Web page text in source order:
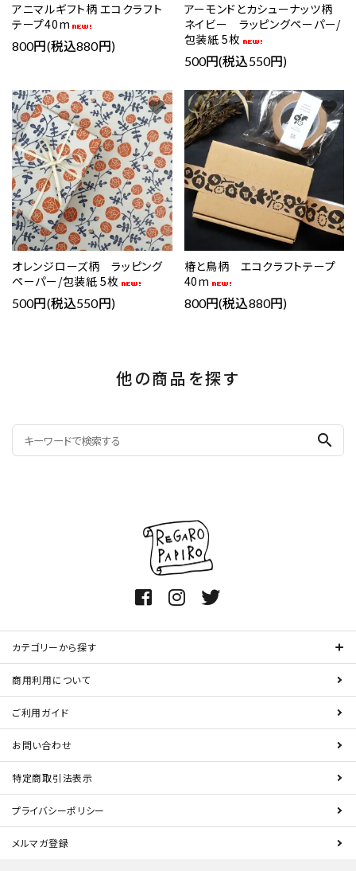
アニマルギフト柄 エコクラフト
テープ40m
800円(税込880円)
アーモンドとカシューナッツ柄
ネイビー ラッピングペーパー/
包装紙 5枚
500円(税込550円)
オレンジローズ柄 ラッピング
ペーパー/包装紙 5枚
500円(税込550円)
favorite
椿と鳥柄 エコクラフトテープ
40m
800円(税込880円)
favorite
他の商品を探す
search
カテゴリーから探す
商用利用について
ご利用ガイド
お問い合わせ
特定商取引法表示
プライバシーポリシー
メルマガ登録